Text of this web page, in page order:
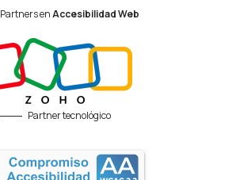
Partners enAccesibilidad Web
Partner tecnológico